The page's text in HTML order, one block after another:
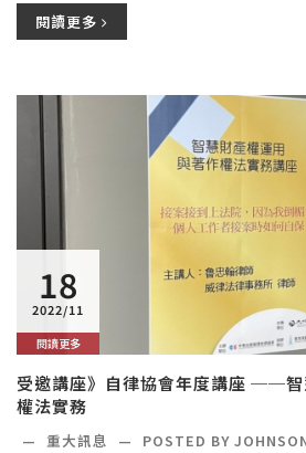
閱讀更多
18
2022/11
閱讀更多
受邀講座》自律協會年度講座 ──智
權法實務
— 重大訊息 —
POSTED BY